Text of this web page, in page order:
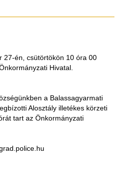
27-én, csütörtökön 10 óra 00
Hivatal.
a Balassagyarmati
Alosztály illetékes körzeti
tart az Önkormányzati